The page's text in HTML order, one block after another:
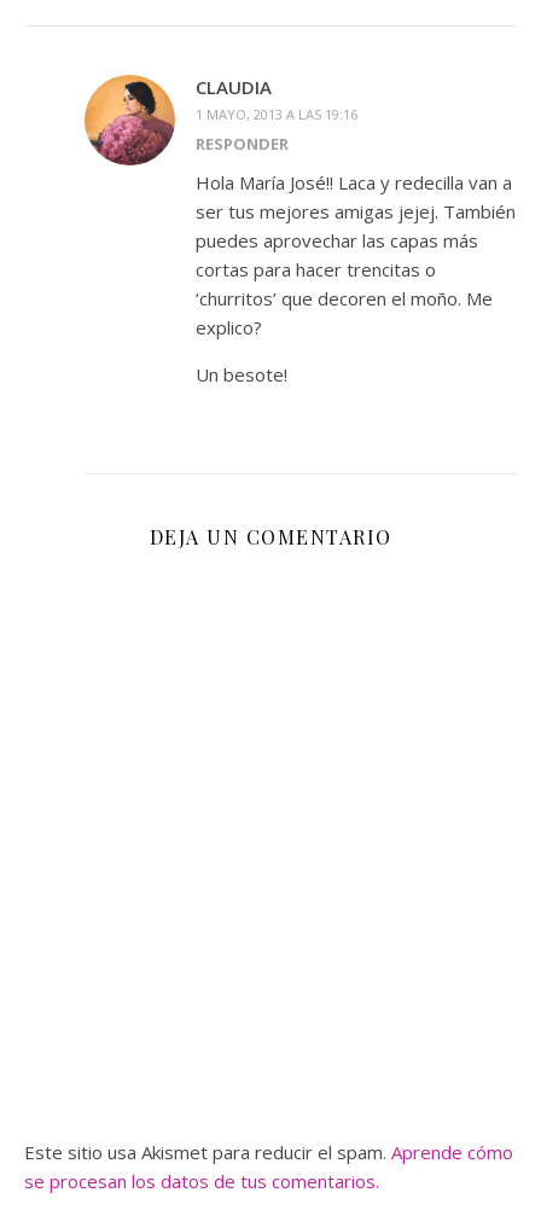
CLAUDIA
1 MAYO, 2013 A LAS 19:16
RESPONDER
Hola María José!! Laca y redecilla van a
ser tus mejores amigas jejej. También
puedes aprovechar las capas más
cortas para hacer trencitas o
‘churritos’ que decoren el moño. Me
explico?
Un besote!
DEJA UN COMENTARIO
Este sitio usa Akismet para reducir el spam. Aprende cómo
se procesan los datos de tus comentarios.